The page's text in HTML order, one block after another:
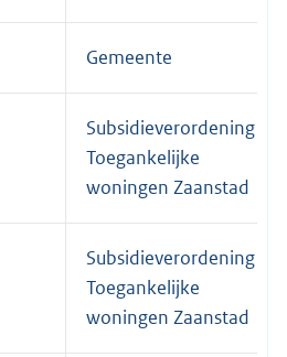
Gemeente
Subsidieverordening
Toegankelijke
woningen Zaanstad
Subsidieverordening
Toegankelijke
woningen Zaanstad